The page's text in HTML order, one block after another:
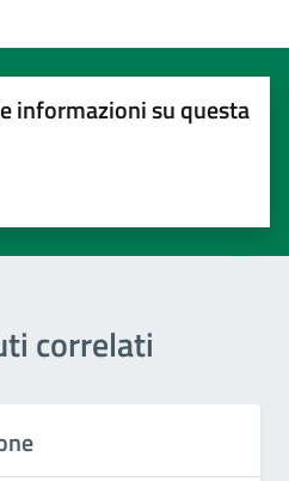
informazioni su questa
su 5
5
correlati